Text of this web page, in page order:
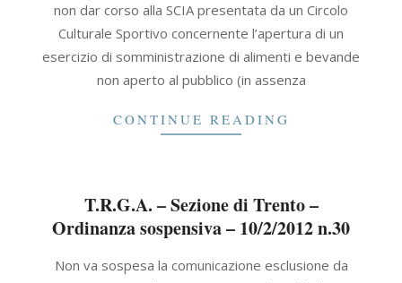
non dar corso alla SCIA presentata da un Circolo
Culturale Sportivo concernente l’apertura di un
esercizio di somministrazione di alimenti e bevande
non aperto al pubblico (in assenza
CONTINUE READING
T.R.G.A. – Sezione di Trento –
Ordinanza sospensiva – 10/2/2012 n.30
02-Non va sospesa la comunicazione esclusione da